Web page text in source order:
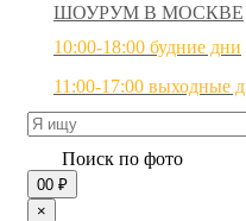
ШОУРУМ В МОСКВЕ
10:00-18:00 будние дни
11:00-17:00 выходные
Поиск по фото
00 ₽
×